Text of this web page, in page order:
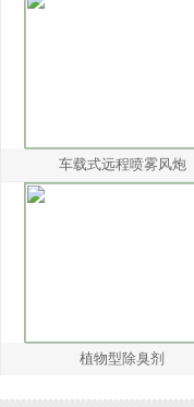
车载式远程喷雾风炮
植物型除臭剂